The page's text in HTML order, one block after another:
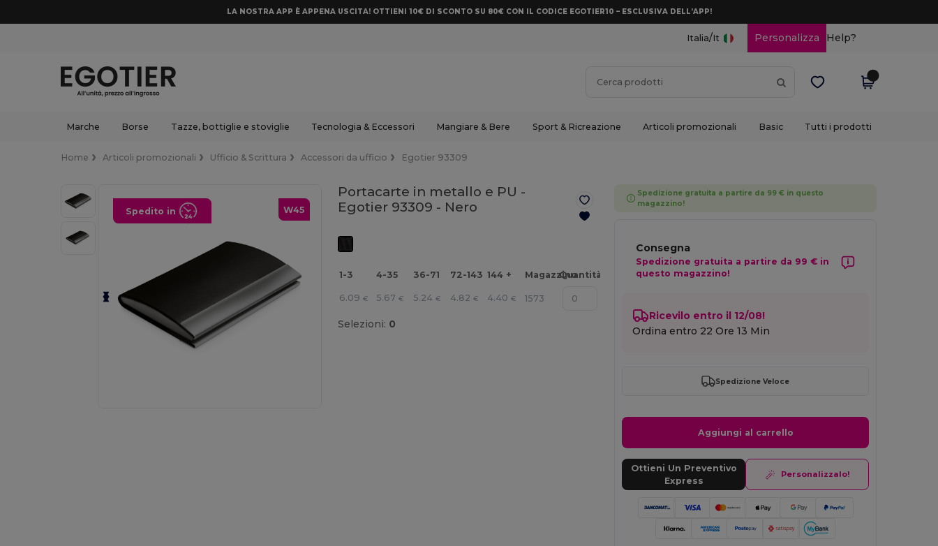
LA NOSTRA APP È APPENA USCITA! OTTIENI 10€ DI SCONTO SU 80€ CON IL CODICE EGOTIER10 – ESCLUSIVA DELL’APP!
Italia/It Personalizza Help?
Marche Borse Tazze, bottiglie e stoviglie Tecnologia & Eccessori Mangiare & Bere Sport & Ricreazione Articoli promozionali Basic Tutti i prodotti
Home Articoli promozionali Ufficio & Scrittura Accessori da ufficio Egotier 93309
W45
Spedito in
Portacarte in metallo e PU -
Egotier 93309 - Nero
1-3 4-35 36-71 72-143 144 + MagazzinoQuantità
6.09 € 5.67 € 5.24 € 4.82 € 4.40 € 1573
Selezioni: 0
Spedizione gratuita a partire da 99 € in questo
magazzino!
Consegna
Spedizione gratuita a partire da 99 € in
questo magazzino!
Ricevilo entro il 12/08!
Ordina entro 22 Ore 13 Min
Spedizione Veloce
Aggiungi al carrello
Ottieni Un Preventivo
Express
Personalizzalo!